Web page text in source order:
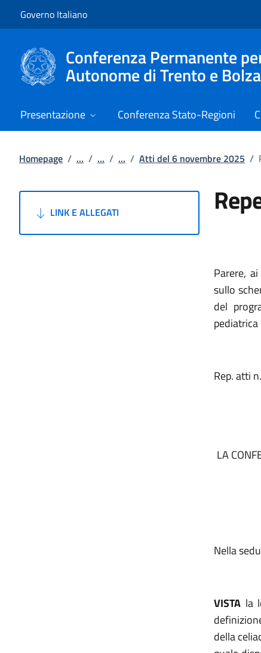
Governo Italiano
Conferenza Permanente
Autonome di Trento e
Presentazione Conferenza Stato-Regioni
Homepage / ... / ... / ... / Atti del 6 novembre 2025 /
LINK E ALLEGATI
Parere,
sullo
del
Rep. atti
LA
Nella
VISTA la
della